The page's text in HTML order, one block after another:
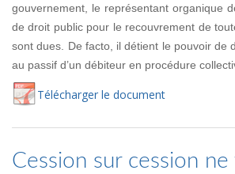
gouvernement, le représentant organique
de droit public pour le recouvrement de
sont dues. De facto, il détient le pouvoir de
au passif d’un débiteur en procédure
Télécharger le document
Cession sur cession ne